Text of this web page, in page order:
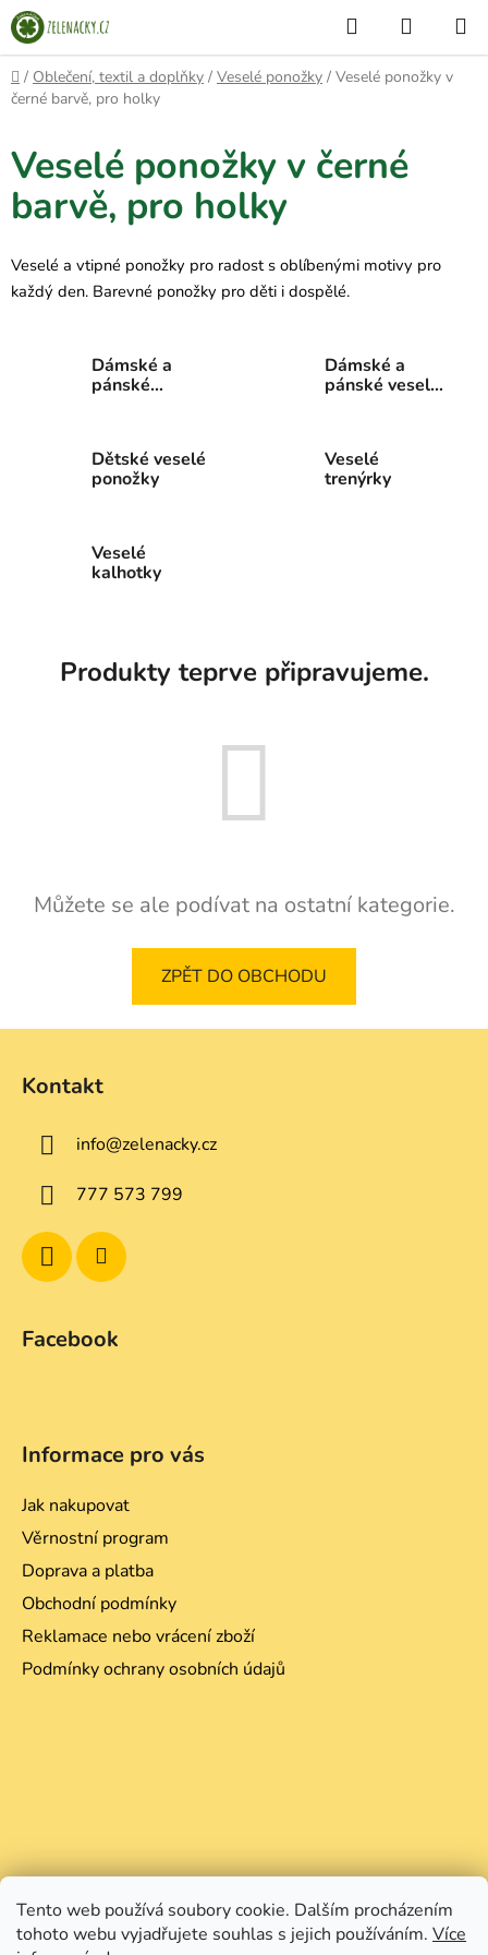
Tento web používá soubory cookie. Dalším procházením
tohoto webu vyjadřujete souhlas s jejich používáním. Více
Přejít
na
obsah
Hledat
KOŠÍK
Domů
/ Oblečení, textil a doplňky / Veselé ponožky / Veselé ponožky v
černé barvě, pro holky
Veselé ponožky v černé
barvě, pro holky
Veselé a vtipné ponožky pro radost s oblíbenými motivy pro
každý den. Barevné ponožky pro děti i dospělé.
Dámské a
pánské
Dámské a
pánské veselé
Dětské veselé
ponožky
Veselé
trenýrky
Veselé
kalhotky
Produkty teprve připravujeme.
Můžete se ale podívat na ostatní kategorie.
ZPĚT DO OBCHODU
Kontakt
info@zelenacky.cz
777 573 799
Facebook
Informace pro vás
Jak nakupovat
Věrnostní program
Doprava a platba
Obchodní podmínky
Reklamace nebo vrácení zboží
Podmínky ochrany osobních údajů